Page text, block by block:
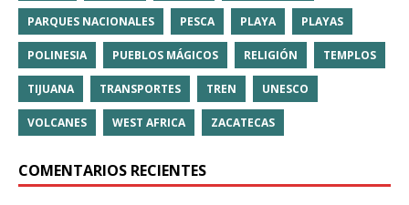
PARQUES NACIONALES PESCA PLAYA PLAYAS
POLINESIA PUEBLOS MÁGICOS RELIGIÓN TEMPLOS
TIJUANA TRANSPORTES TREN UNESCO
VOLCANES WEST AFRICA ZACATECAS
COMENTARIOS RECIENTES